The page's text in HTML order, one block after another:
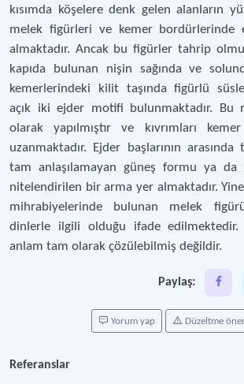
kısımda köşelere denk gelen alanların
melek figürleri ve kemer bordürlerinde
almaktadır. Ancak bu figürler tahrip
kapıda bulunan nişin sağında ve
kemerlerindeki kilit taşında figürlü
açık iki ejder motifi bulunmaktadır. Bu
olarak yapılmıştır ve kıvrımları
uzanmaktadır. Ejder başlarının
tam anlaşılamayan güneş formu ya da
nitelendirilen bir arma yer almaktadır.
mihrabiyelerinde bulunan melek
dinlerle ilgili olduğu ifade edilmektedir.
anlam tam olarak çözülebilmiş değildir.
Paylaş:
Yorum yap Düzeltme
Referanslar